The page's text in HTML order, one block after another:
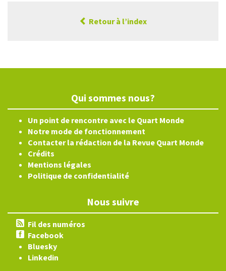
Retour à l’index
Qui sommes nous?
Un point de rencontre avec le Quart Monde
Notre mode de fonctionnement
Contacter la rédaction de la Revue Quart Monde
Crédits
Mentions légales
Politique de confidentialité
Nous suivre
Fil des numéros
Facebook
Bluesky
Linkedin